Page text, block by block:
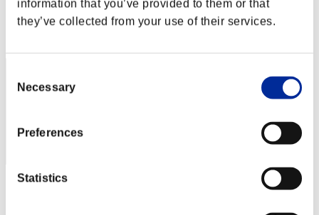
information that you’ve provided to them or that
they’ve collected from your use of their services.
Selection
Necessary
Preferences
Statistics
Puntos: -
Posición
Puntos: -